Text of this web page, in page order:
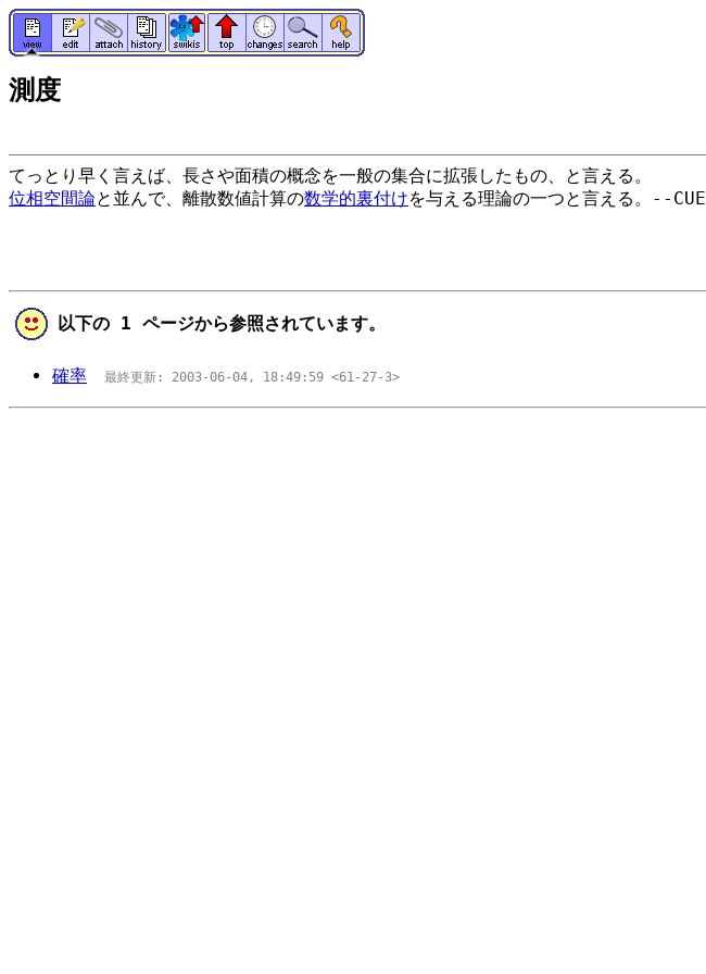
測度
てっとり早く言えば、長さや面積の概念を一般の集合に拡張したもの、と言える。
位相空間論と並んで、離散数値計算の数学的裏付けを与える理論の一つと言える。--CUE
以下の 1 ページから参照されています。
確率 最終更新: 2003-06-04, 18:49:59 <61-27-3>